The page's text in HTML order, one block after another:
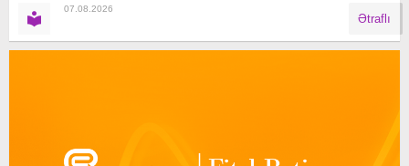
07.08.2026
Ətraflı